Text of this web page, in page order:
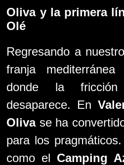
Olivay la primera
Olé
Regresando a
franja
donde la
desaparece. En
Olivase ha
para los
como el Camping